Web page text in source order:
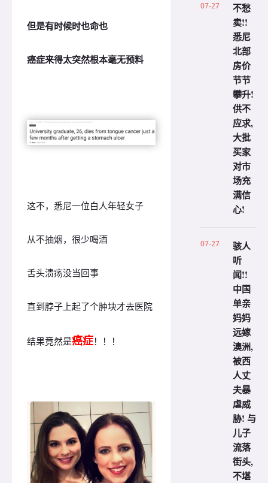
但是有时候时也命也
癌症来得太突然根本毫无预料
这不，悉尼一位白人年轻女子
从不抽烟，很少喝酒
舌头溃疡没当回事
直到脖子上起了个肿块才去医院
结果竟然是癌症！！！
07-27
不愁
卖!!
悉尼
北部
房价
节节
攀升!
供不
应求,
大批
买家
对市
场充
满信
心!
07-27
骇人
听
闻!!
中国
单亲
妈妈
远嫁
澳洲,
被西
人丈
夫暴
虐威
胁! 与
儿子
流落
街头,
不堪